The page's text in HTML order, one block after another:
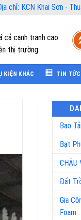
chỉ: KCN Khai Sơn -
cả cạnh tranh cao
thị trường
KIỆN KHÁC TIN
Bao
Bạt
CHẬU
Đất
Gia
Foam